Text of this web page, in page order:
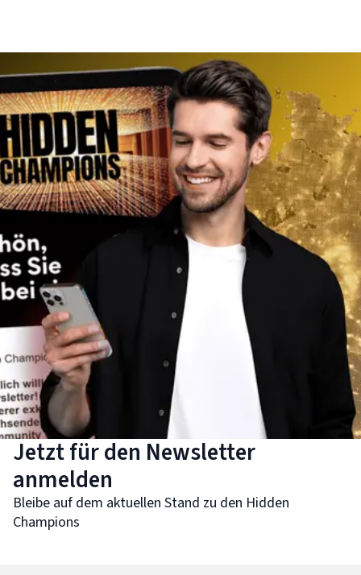
Jetzt für den Newsletter
anmelden
Bleibe auf dem aktuellen Stand zu den Hidden
Champions